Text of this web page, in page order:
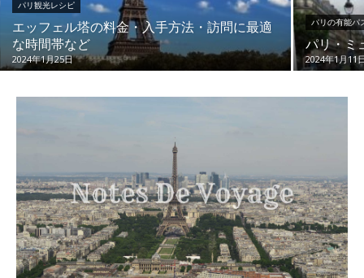
パリ観光レシピ
エッフェル塔の料金・入手方法・訪問に最適
な時間帯など
2024年1月25日
パリの有能パ
パリ・ミ
2024年1月11